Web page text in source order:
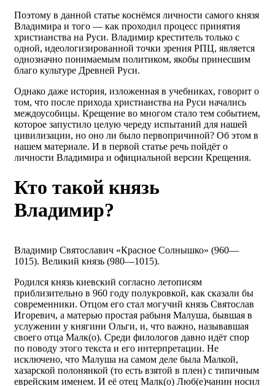
Поэтому в данной статье коснёмся личности самого князя
Владимира и того — как проходил процесс принятия
христианства на Руси. Владимир креститель только с
одной, идеологизированной точки зрения РПЦ, является
однозначно понимаемым политиком, якобы принесшим
благо культуре Древней Руси.
Однако даже история, изложенная в учебниках, говорит о
том, что после прихода христианства на Руси начались
междоусобицы. Крещение во многом стало тем событием,
которое запустило целую череду испытаний для нашей
цивилизации, но оно ли было первопричиной? Об этом в
нашем материале. И в первой статье речь пойдёт о
личности Владимира и официальной версии Крещения.
Кто такой князь
Владимир?
Владимир Святославич «Красное Солнышко» (960—
1015). Великий князь (980—1015).
Родился князь киевский согласно летописям
приблизительно в 960 году полукровкой, как сказали бы
современники. Отцом его стал могучий князь Святослав
Игоревич, а матерью простая рабыня Малуша, бывшая в
услужении у княгини Ольги, и, что важно, называвшая
своего отца Малк(о). Среди филологов давно идёт спор
по поводу этого текста и его интерпретации. Не
исключено, что Малуша на самом деле была Малкой,
хазарской полонянкой (то есть взятой в плен) с типичным
еврейским именем. И её отец Малк(о) Люб(е)чанин носил